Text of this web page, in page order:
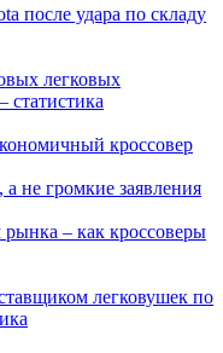
после удара по складу
легковых
статистика
кроссовер
не громкие заявления
– как кроссоверы
легковушек по